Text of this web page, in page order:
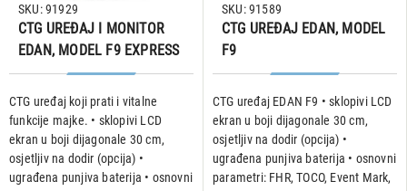
CTG UREĐAJ I MONITOR
EDAN, MODEL F9 EXPRESS
CTG uređaj koji prati i vitalne
funkcije majke. • sklopivi LCD
ekran u boji dijagonale 30 cm,
osjetljiv na dodir (opcija) •
ugrađena punjiva baterija • osnovni
SKU: 91929
CTG UREĐAJ EDAN, MODEL
F9
CTG uređaj EDAN F9 • sklopivi LCD
ekran u boji dijagonale 30 cm,
osjetljiv na dodir (opcija) •
ugrađena punjiva baterija • osnovni
parametri: FHR, TOCO, Event Mark,
SKU: 91589